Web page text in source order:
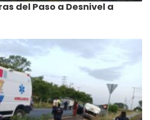
del Paso a Desnivel a